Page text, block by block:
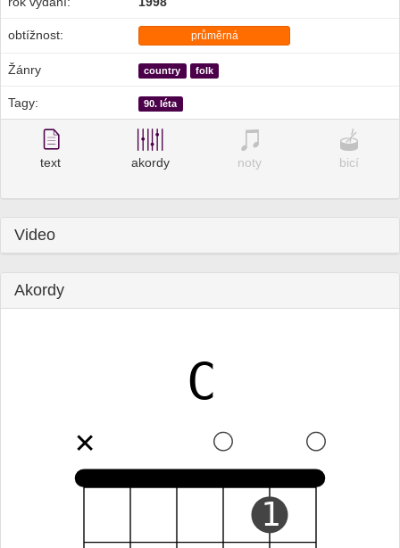
obtížnost: průměrná
Žánry country folk
Tagy: 90. léta
text akordy noty bicí
Video
Akordy
C
✕
1